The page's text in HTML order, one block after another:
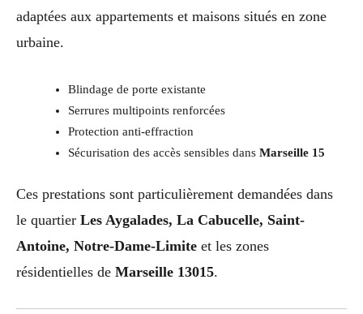
adaptées aux appartements et maisons situés en zone
urbaine.
Blindage de porte existante
Serrures multipoints renforcées
Protection anti-effraction
Sécurisation des accès sensibles dans Marseille 15
Ces prestations sont particulièrement demandées dans
le quartier Les Aygalades, La Cabucelle, Saint-
Antoine, Notre-Dame-Limite et les zones
résidentielles de Marseille 13015.